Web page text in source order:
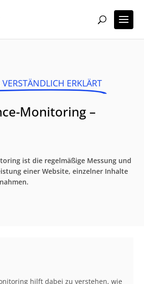
VERSTÄNDLICH ERKLÄRT
Monitoring –
ist die regelmäßige Messung und
einer Website, einzelner Inhalte
hilft dabei zu verstehen, wie